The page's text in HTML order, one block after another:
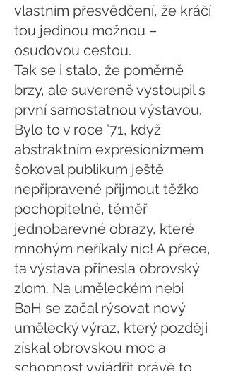
vlastním přesvědčení, že kráčí
tou jedinou možnou –
osudovou cestou.
Tak se i stalo, že poměrně
brzy, ale suvereně vystoupil s
první samostatnou výstavou.
Bylo to v roce ’71, když
abstraktním expresionizmem
šokoval publikum ještě
nepřipravené přijmout těžko
pochopitelné, téměř
jednobarevné obrazy, které
mnohým neříkaly nic! A přece,
ta výstava přinesla obrovský
zlom. Na uměleckém nebi
BaH se začal rýsovat nový
umělecký výraz, který později
získal obrovskou moc a
schopnost vyjádřit právě to